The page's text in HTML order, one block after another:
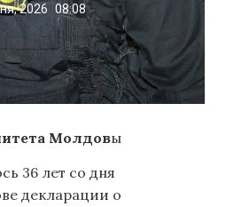
2026 08:08
Молдовы
36 лет со дня
декларации о